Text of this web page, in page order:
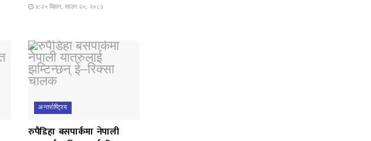
४:२५ बिहान, साउन २०, २०८३
अन्तर्राष्ट्रिय
रुपैडिहा बसपार्कमा नेपाली